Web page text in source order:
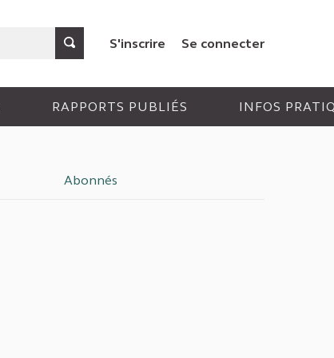
S'inscrire Se connecter
RAPPORTS PUBLIÉS INFOS
Abonnés